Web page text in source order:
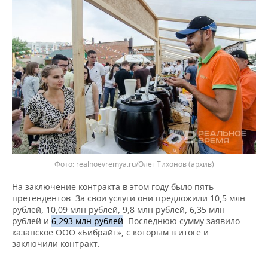
realnoevremya.ru/Олег Тихонов (архив)
На заключение контракта в этом году было пять
претендентов. За свои услуги они предложили 10,5 млн
рублей, 10,09 млн рублей, 9,8 млн рублей, 6,35 млн
рублей и 6,293 млн рублей. Последнюю сумму заявило
казанское ООО «Бибрайт», с которым в итоге и
заключили контракт.